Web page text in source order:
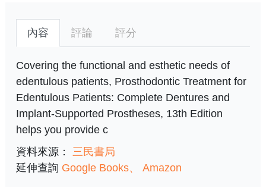
內容 評論 評分
Covering the functional and esthetic needs of
edentulous patients, Prosthodontic Treatment for
Edentulous Patients: Complete Dentures and
Implant-Supported Prostheses, 13th Edition
helps you provide c
資料來源： 三民書局
延伸查詢 Google Books Amazon